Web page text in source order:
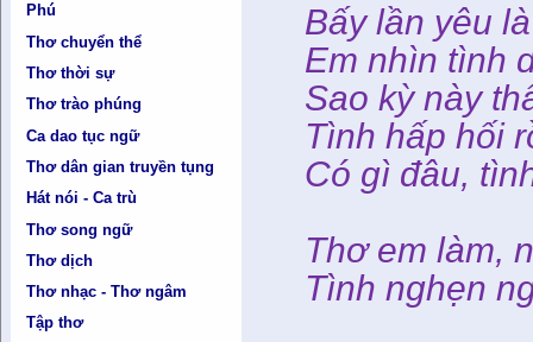
Phú
Thơ chuyển thể
Thơ thời sự
Thơ trào phúng
Ca dao tục ngữ
Thơ dân gian truyền tụng
Hát nói - Ca trù
Thơ song ngữ
Thơ dịch
Thơ nhạc - Thơ ngâm
Tập thơ
Bấy lần yêu
Em nhìn tình
Sao kỳ này
Tình hấp hối
Có gì đâu,
Thơ em làm,
Tình nghẹn